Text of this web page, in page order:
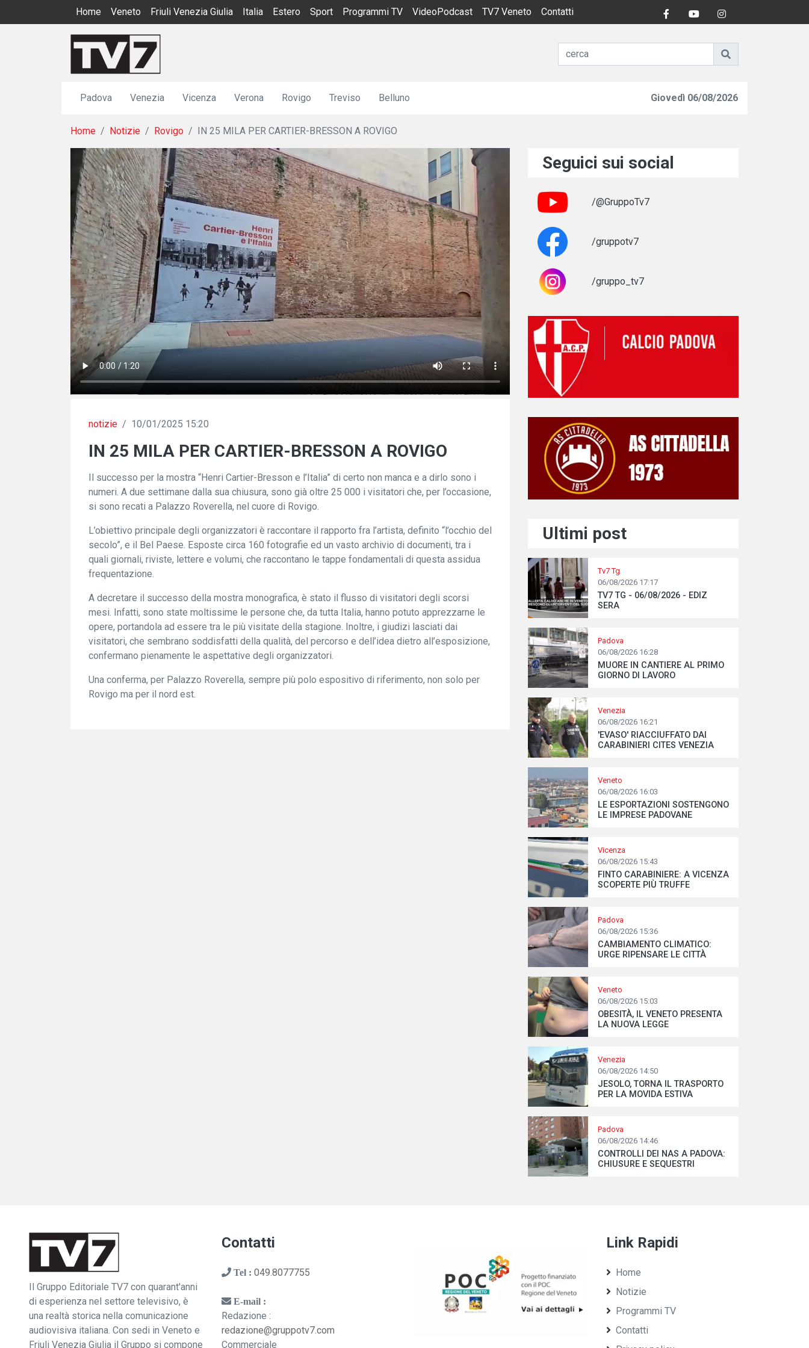
Home Veneto Friuli Venezia Giulia Italia Estero Sport Programmi TV VideoPodcast TV7 Veneto Contatti
Padova Venezia Vicenza Verona Rovigo Treviso Belluno Giovedì 06/08/2026
Home Notizie Rovigo IN 25 MILA PER CARTIER-BRESSON A ROVIGO
notizie / 10/01/2025 15:20
IN 25 MILA PER CARTIER-BRESSON A ROVIGO
Il successo per la mostra “Henri Cartier-Bresson e l’Italia” di certo non manca e a dirlo sono i
numeri. A due settimane dalla sua chiusura, sono già oltre 25 000 i visitatori che, per l’occasione,
si sono recati a Palazzo Roverella, nel cuore di Rovigo.
L’obiettivo principale degli organizzatori è raccontare il rapporto fra l’artista, definito “l’occhio del
secolo”, e il Bel Paese. Esposte circa 160 fotografie ed un vasto archivio di documenti, tra i
quali giornali, riviste, lettere e volumi, che raccontano le tappe fondamentali di questa assidua
frequentazione.
A decretare il successo della mostra monografica, è stato il flusso di visitatori degli scorsi
mesi. Infatti, sono state moltissime le persone che, da tutta Italia, hanno potuto apprezzarne le
opere, portandola ad essere tra le più visitate della stagione. Inoltre, i giudizi lasciati dai
visitatori, che sembrano soddisfatti della qualità, del percorso e dell’idea dietro all’esposizione,
confermano pienamente le aspettative degli organizzatori.
Una conferma, per Palazzo Roverella, sempre più polo espositivo di riferimento, non solo per
Rovigo ma per il nord est.
Seguici sui social
/@GruppoTv7
/gruppotv7
/gruppo_tv7
Ultimi post
Tv7 Tg
06/08/2026 17:17
TV7 TG - 06/08/2026 - EDIZ
SERA
Padova
06/08/2026 16:28
MUORE IN CANTIERE AL PRIMO
GIORNO DI LAVORO
Venezia
06/08/2026 16:21
'EVASO' RIACCIUFFATO DAI
CARABINIERI CITES VENEZIA
Veneto
06/08/2026 16:03
LE ESPORTAZIONI SOSTENGONO
LE IMPRESE PADOVANE
Vicenza
06/08/2026 15:43
FINTO CARABINIERE: A VICENZA
SCOPERTE PIÙ TRUFFE
Padova
06/08/2026 15:36
CAMBIAMENTO CLIMATICO:
URGE RIPENSARE LE CITTÀ
Veneto
06/08/2026 15:03
OBESITÀ, IL VENETO PRESENTA
LA NUOVA LEGGE
Venezia
06/08/2026 14:50
JESOLO, TORNA IL TRASPORTO
PER LA MOVIDA ESTIVA
Padova
06/08/2026 14:46
CONTROLLI DEI NAS A PADOVA:
CHIUSURE E SEQUESTRI
Il Gruppo Editoriale TV7 con quarant'anni
di esperienza nel settore televisivo, è
una realtà storica nella comunicazione
audiovisiva italiana. Con sedi in Veneto e
Friuli Venezia Giulia il Gruppo si compone
Contatti
Tel : 049.8077755
E-mail :
Redazione :
redazione@gruppotv7.com
Commerciale
Link Rapidi
Home
Notizie
Programmi TV
Contatti